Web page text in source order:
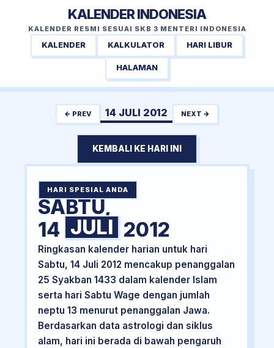
KALENDER INDONESIA
KALENDER RESMI SESUAI SKB 3 MENTERI INDONESIA
KALENDER KALKULATOR HARI LIBUR
HALAMAN
← PREV 14 JULI 2012 NEXT →
KEMBALI KE HARI INI
HARI SPESIAL ANDA
SABTU,
14 JULI 2012
Ringkasan kalender harian untuk hari
Sabtu, 14 Juli 2012 mencakup penanggalan
25 Syakban 1433 dalam kalender Islam
serta hari Sabtu Wage dengan jumlah
neptu 13 menurut penanggalan Jawa.
Berdasarkan data astrologi dan siklus
alam, hari ini berada di bawah pengaruh